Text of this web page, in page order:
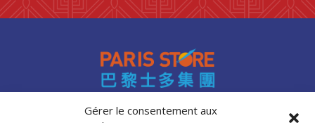
Gérer le consentement aux